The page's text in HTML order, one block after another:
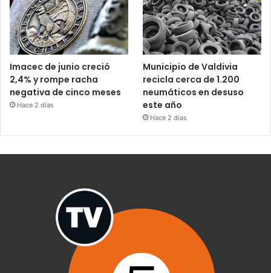
Imacec de junio creció
2,4% y rompe racha
negativa de cinco meses
Hace 2 días
Municipio de Valdivia
recicla cerca de 1.200
neumáticos en desuso
este año
Hace 2 días